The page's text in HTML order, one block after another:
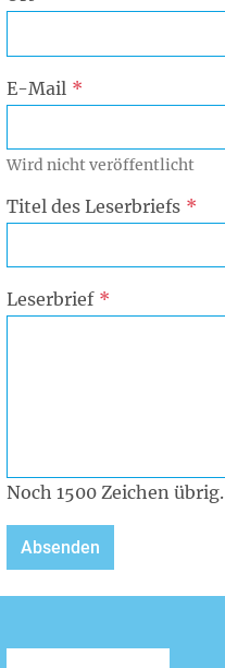
E-Mail
Wird nicht veröffentlicht
Titel des Leserbriefs
Leserbrief
Noch 1500 Zeichen übrig.